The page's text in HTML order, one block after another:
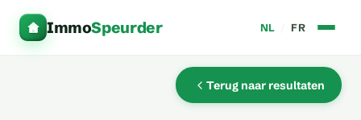
ImmoSpeurder NL FR
Terug naar resultaten